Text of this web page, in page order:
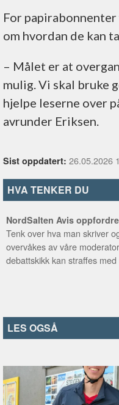
For
om hvordan de kan
– Målet er at
mulig. Vi skal bruke
hjelpe leserne over
avrunder Eriksen.
Sist oppdatert: 26.05.2026
HVA TENKER DU
NordSalten Avis
Tenk over hva man skriver
overvåkes av våre
debattskikk kan straffes
LES OGSÅ